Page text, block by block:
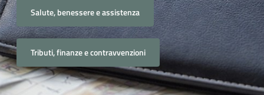
Salute, benessere e assistenza
Tributi, finanze e contravvenzioni